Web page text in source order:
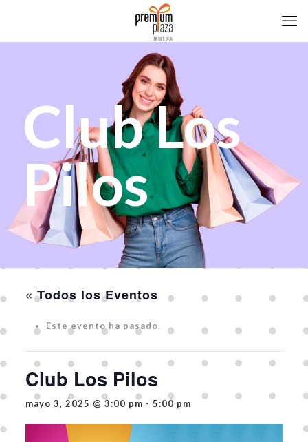
Club Los
Pilos
« Todos los Eventos
Este evento ha pasado.
Club Los Pilos
mayo 3, 2025 @ 3:00 pm - 5:00 pm